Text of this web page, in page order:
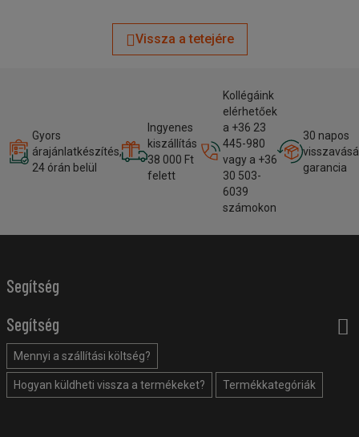
Vissza a tetejére
Gyors
árajánlatkészítés,
24 órán belül
Ingyenes
kiszállítás
38 000 Ft
felett
Kollégáink
elérhetőek
a +36 23
445-980
vagy a +36
30 503-
6039
számokon
30 napos
garancia
Segítség
Segítség
Mennyi a szállítási költség?
Hogyan küldheti vissza a termékeket? Termékkategóriák